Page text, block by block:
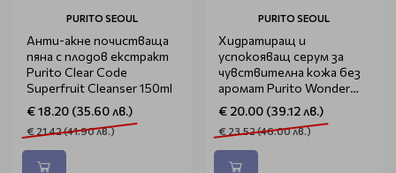
PURITO SEOUL
Анти-акне почистваща
пяна с плодов екстракт
Purito Clear Code
Superfruit Cleanser 150ml
€ 18.20 (35.60 лв.)
€ 21.42 (41.90 лв.)
PURITO SEOUL
Хидратиращ и
успокояващ серум за
чувствителна кожа без
аромат Purito Wonder
Releaf Centella Serum
Unscented 60ml
€ 20.00 (39.12 лв.)
€ 23.52 (46.00 лв.)